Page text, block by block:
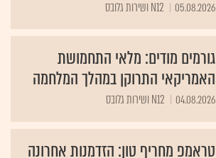
05.08.2026 N12 ושירות גלובס
גורמים מודים: מלאי התחמושת
האמריקאי התרוקן במהלך המלחמה
04.08.2026 N12 ושירות גלובס
טראמפ מחריף טון: הזדמנות אחרונה